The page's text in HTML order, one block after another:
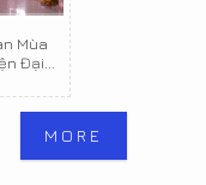
Mùa
Đại...
MORE